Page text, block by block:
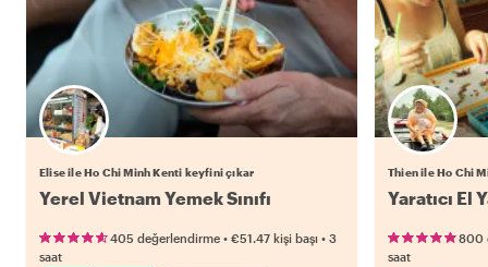
Elise ile Ho Chi Minh Kenti keyfini çıkar
Yerel Vietnam Yemek Sınıfı
405 değerlendirme • €51.47 kişi başı • 3
saat
Thien ile Ho Chi
Yaratıcı El
800
saat